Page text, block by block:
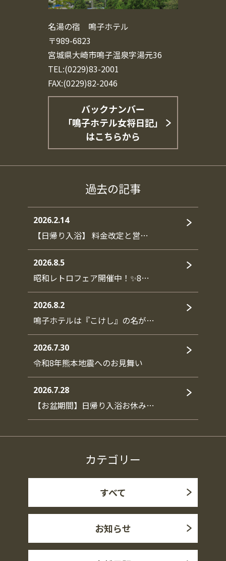
名湯の宿 鳴子ホテル
〒989-6823
宮城県大崎市鳴子温泉字湯元36
TEL:(0229)83-2001
FAX:(0229)82-2046
バックナンバー
「鳴子ホテル女将日記」
はこちらから
過去の記事
2026.2.14
【日帰り入浴】 料金改定と営…
2026.8.5
昭和レトロフェア開催中！✨8…
2026.8.2
鳴子ホテルは『こけし』の名が…
2026.7.30
令和8年熊本地震へのお見舞い
2026.7.28
【お盆期間】日帰り入浴お休み…
カテゴリー
すべて
お知らせ